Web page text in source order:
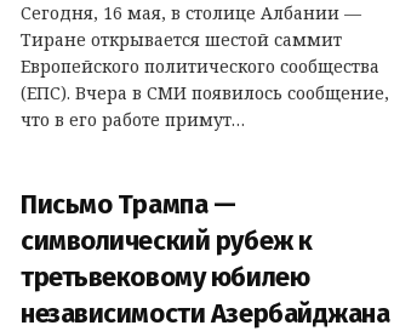
Сегодня, 16 мая, в столице Албании —
Тиране открывается шестой саммит
Европейского политического сообщества
(ЕПС). Вчера в СМИ появилось сообщение,
что в его работе примут…
Письмо Трампа —
символический рубеж к
третьвековому юбилею
независимости Азербайджана